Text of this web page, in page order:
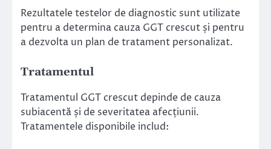
Rezultatele testelor de diagnostic sunt utilizate
pentru a determina cauza GGT crescut și pentru
a dezvolta un plan de tratament personalizat.
Tratamentul
Tratamentul GGT crescut depinde de cauza
subiacentă și de severitatea afecțiunii.
Tratamentele disponibile includ: